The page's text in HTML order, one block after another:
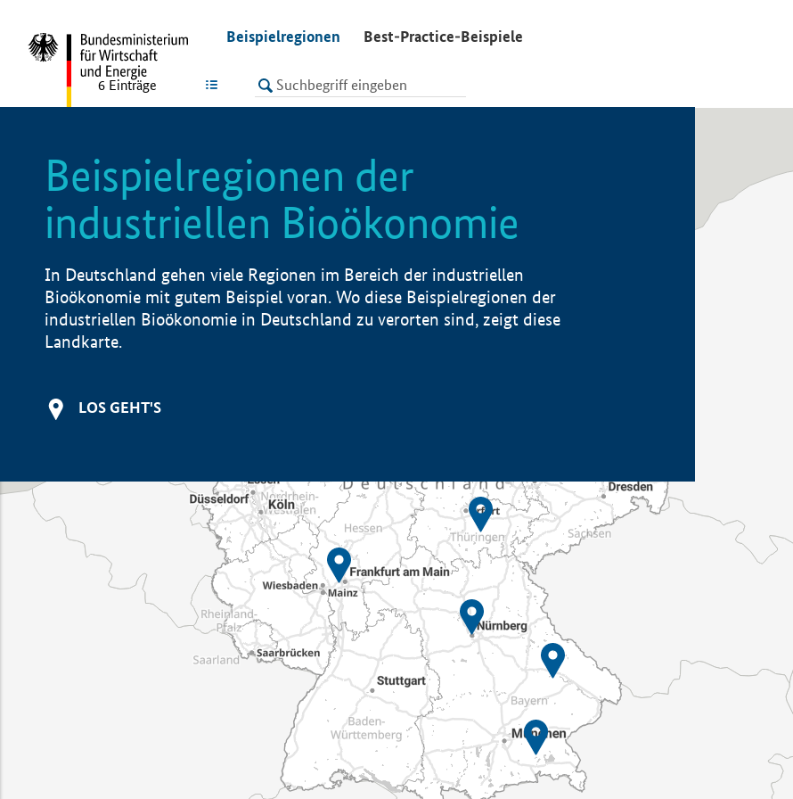
Beispielregionen Best-Practice-Beispiele
LISTE
6 Einträge
Beispielregionen der
industriellen Bioökonomie
In Deutschland gehen viele Regionen im Bereich der industriellen
Bioökonomie mit gutem Beispiel voran. Wo diese Beispielregionen der
industriellen Bioökonomie in Deutschland zu verorten sind, zeigt diese
Landkarte.
LOS GEHT'S